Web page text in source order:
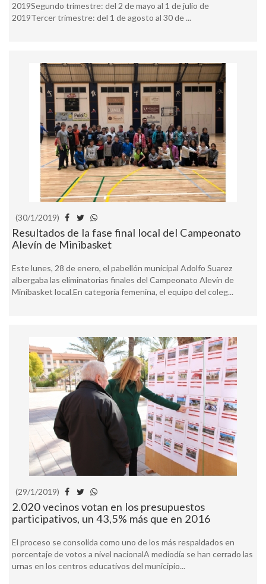
2019Segundo trimestre: del 2 de mayo al 1 de julio de
2019Tercer trimestre: del 1 de agosto al 30 de ...
(30/1/2019)
Resultados de la fase final local del Campeonato
Alevín de Minibasket
Este lunes, 28 de enero, el pabellón municipal Adolfo Suarez
albergaba las eliminatorias finales del Campeonato Alevín de
Minibasket local.En categoría femenina, el equipo del coleg...
(29/1/2019)
2.020 vecinos votan en los presupuestos
participativos, un 43,5% más que en 2016
El proceso se consolida como uno de los más respaldados en
porcentaje de votos a nivel nacionalA mediodía se han cerrado las
urnas en los centros educativos del municipio...